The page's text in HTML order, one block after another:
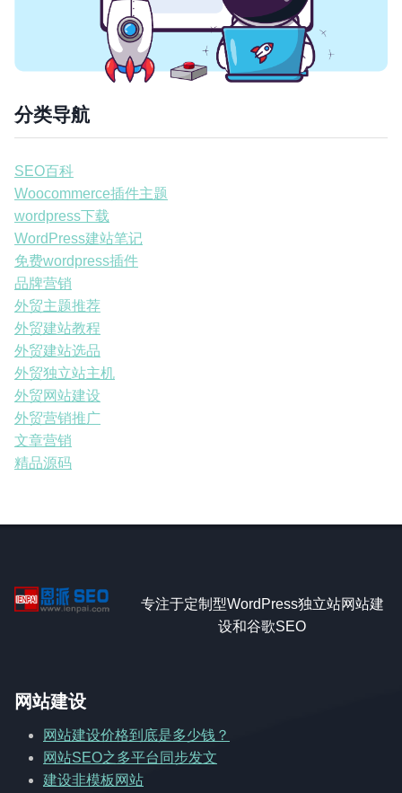
分类导航
SEO百科
Woocommerce插件主题
wordpress下载
WordPress建站笔记
免费wordpress插件
品牌营销
外贸主题推荐
外贸建站教程
外贸建站选品
外贸独立站主机
外贸网站建设
外贸营销推广
文章营销
精品源码
专注于定制型WordPress独立站网站建
设和谷歌SEO
网站建设
网站建设价格到底是多少钱？
网站SEO之多平台同步发文
建设非模板网站